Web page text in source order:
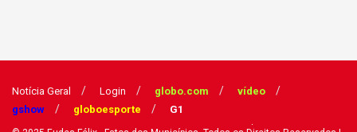
Notícia Geral Login globo.com
vídeo
gshow
globoesporte G1